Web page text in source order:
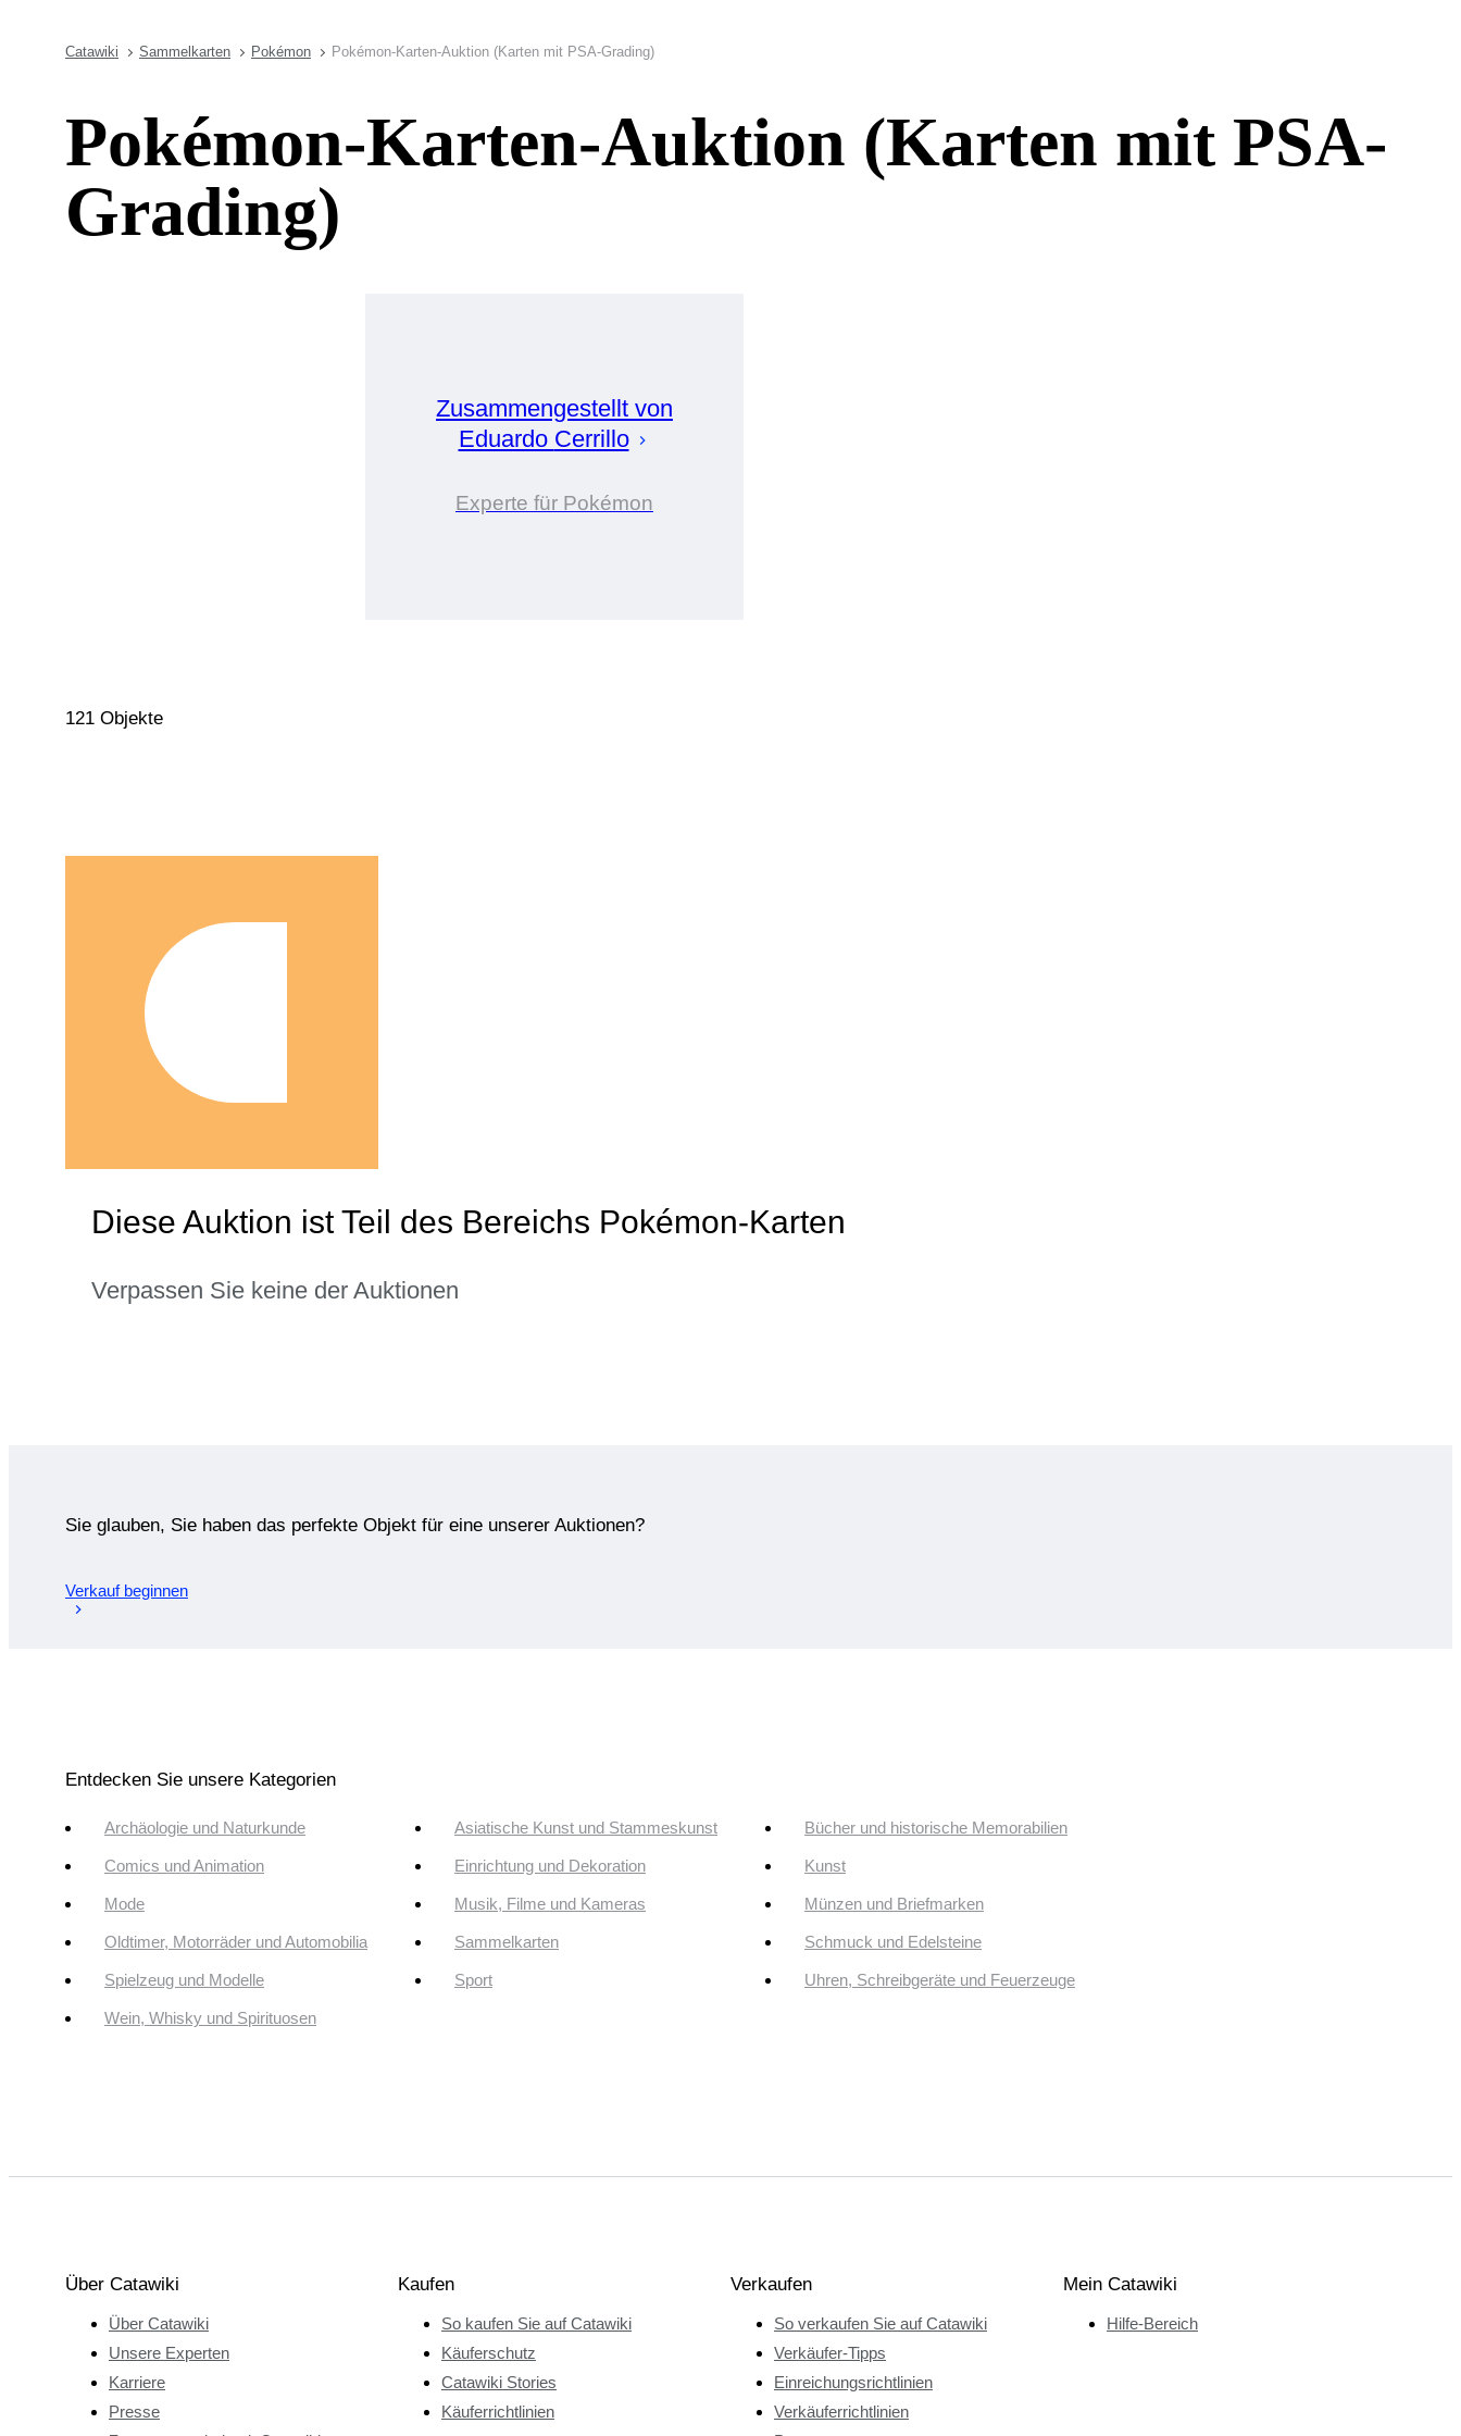
Catawiki Sammelkarten Pokémon Pokémon-Karten-Auktion (Karten mit PSA-Grading)
Pokémon-Karten-Auktion (Karten mit PSA-
Grading)
Zusammengestellt von
Eduardo Cerrillo
Experte für Pokémon
121 Objekte
Diese Auktion ist Teil des Bereichs Pokémon-Karten
Verpassen Sie keine der Auktionen
Sie glauben, Sie haben das perfekte Objekt für eine unserer Auktionen?
Verkauf beginnen
Entdecken Sie unsere Kategorien
Archäologie und Naturkunde Asiatische Kunst und Stammeskunst Bücher und historische Memorabilien
Comics und Animation Einrichtung und Dekoration Kunst
Mode Musik, Filme und Kameras Münzen und Briefmarken
Oldtimer, Motorräder und Automobilia Sammelkarten Schmuck und Edelsteine
Spielzeug und Modelle Sport Uhren, Schreibgeräte und Feuerzeuge
Wein, Whisky und Spirituosen
Über Catawiki
Über Catawiki
Unsere Experten
Karriere
Presse
Kaufen
So kaufen Sie auf Catawiki
Käuferschutz
Catawiki Stories
Käuferrichtlinien
Verkaufen
So verkaufen Sie auf Catawiki
Verkäufer-Tipps
Einreichungsrichtlinien
Verkäuferrichtlinien
Mein Catawiki
Hilfe-Bereich